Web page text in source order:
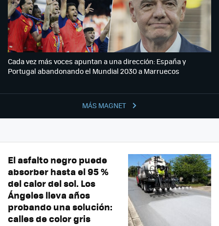
MÁS MAGNET
Cada vez más voces apuntan a una dirección: España y
Portugal abandonando el Mundial 2030 a Marruecos
El asfalto negro puede
absorber hasta el 95 %
del calor del sol. Los
Ángeles lleva años
probando una solución:
calles de color gris